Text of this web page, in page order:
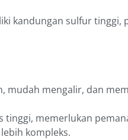
kandungan sulfur tinggi,
mudah mengalir, dan
tinggi, memerlukan
kompleks.